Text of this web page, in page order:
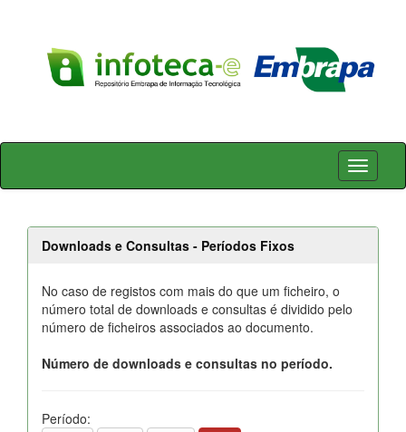
Skip
Downloads e Consultas - Períodos Fixos
No caso de registos com mais do que um ficheiro, o
número total de downloads e consultas é dividido pelo
número de ficheiros associados ao documento.
Número de downloads e consultas no período.
Período: